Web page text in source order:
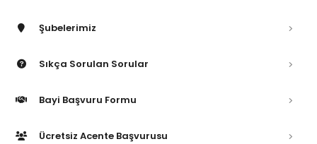
Şubelerimiz
Sıkça Sorulan Sorular
Bayi Başvuru Formu
Ücretsiz Acente Başvurusu